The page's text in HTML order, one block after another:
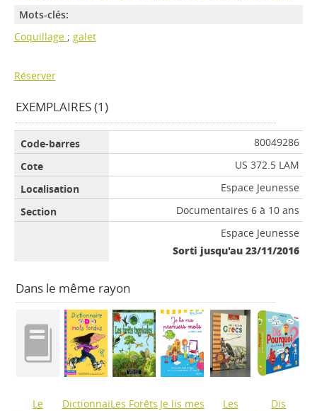
Mots-clés:
Coquillage ; galet
Réserver
EXEMPLAIRES (1)
80049286
US 372.5 LAM
Espace Jeunesse
Documentaires 6 à 10 ans
Espace Jeunesse
Sorti jusqu'au 23/11/2016
Dans le même rayon
Le
DictionnaiLes Forêts Je lis mes
Les
Dis